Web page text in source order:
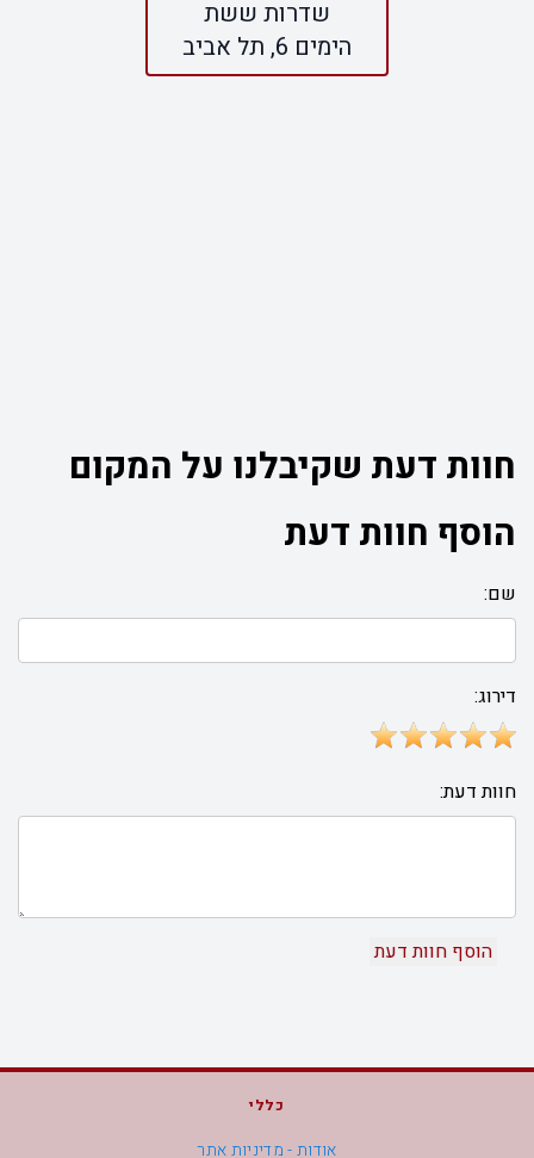
שדרות ששת
הימים 6, תל אביב
חוות דעת שקיבלנו על המקום
הוסף חוות דעת
שם:
דירוג:
חוות דעת:
כללי
אודות - מדיניות אתר